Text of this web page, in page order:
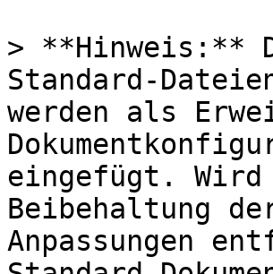
> **Hinweis:**
Standard-
werden als
eingefügt.
Beibehaltung
Anpassungen